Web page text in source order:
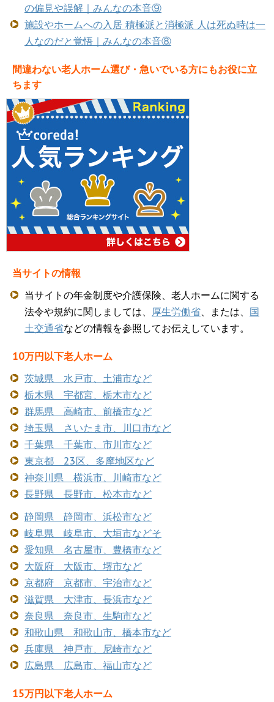
の偏見や誤解｜みんなの本音⑨
施設やホームへの入居 積極派と消極派 人は死ぬ時は一
人なのだと覚悟｜みんなの本音⑧
間違わない老人ホーム選び・急いでいる方にもお役に立
ちます
当サイトの情報
当サイトの年金制度や介護保険、老人ホームに関する
法令や規約に関しましては、 厚生労働省 、または、 国
土交通省などの情報を参照してお伝えしています。
10万円以下老人ホーム
茨城県 水戸市、土浦市など
栃木県 宇都宮、栃木市など
群馬県 高崎市、前橋市など
埼玉県 さいたま市、川口市など
千葉県 千葉市、市川市など
東京都 23区、多摩地区など
神奈川県 横浜市、川崎市など
長野県 長野市、松本市など
静岡県 静岡市、浜松市など
岐阜県 岐阜市、大垣市などそ
愛知県 名古屋市、豊橋市など
大阪府 大阪市、堺市など
京都府 京都市、宇治市など
滋賀県 大津市、長浜市など
奈良県 奈良市、生駒市など
和歌山県 和歌山市、橋本市など
兵庫県 神戸市、尼崎市など
広島県 広島市、福山市など
15万円以下老人ホーム